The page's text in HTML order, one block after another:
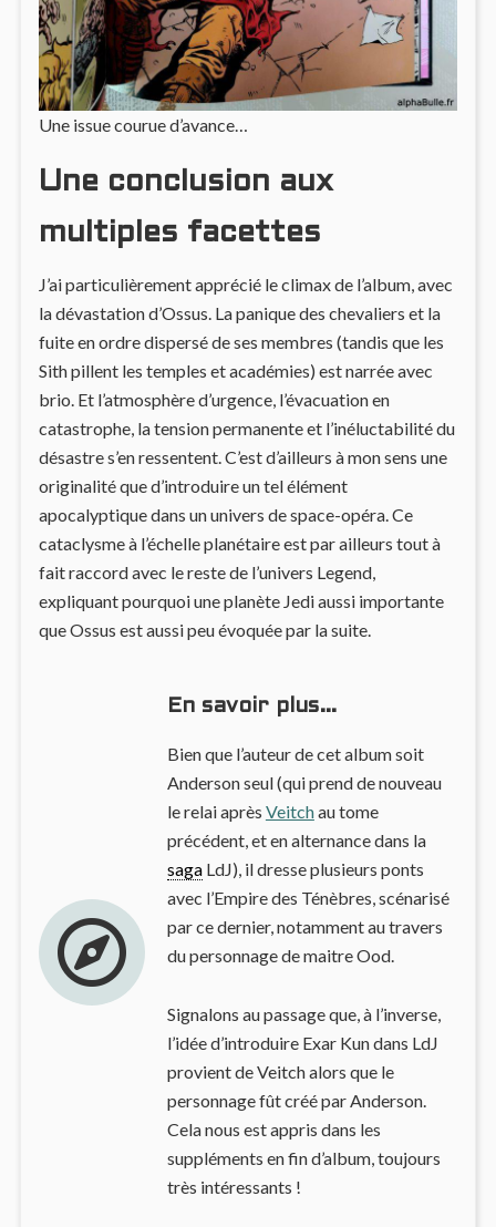
Une issue courue d’avance…
Une conclusion aux
multiples facettes
J’ai particulièrement apprécié le climax de l’album, avec
la dévastation d’Ossus. La panique des chevaliers et la
fuite en ordre dispersé de ses membres (tandis que les
Sith pillent les temples et académies) est narrée avec
brio. Et l’atmosphère d’urgence, l’évacuation en
catastrophe, la tension permanente et l’inéluctabilité du
désastre s’en ressentent. C’est d’ailleurs à mon sens une
originalité que d’introduire un tel élément
apocalyptique dans un univers de space-opéra. Ce
cataclysme à l’échelle planétaire est par ailleurs tout à
fait raccord avec le reste de l’univers Legend,
expliquant pourquoi une planète Jedi aussi importante
que Ossus est aussi peu évoquée par la suite.
En savoir plus…
Bien que l’auteur de cet album soit
Anderson seul (qui prend de nouveau
le relai après Veitchau tome
précédent, et en alternance dans la
sagaLdJ), il dresse plusieurs ponts
avec l’Empire des Ténèbres, scénarisé
par ce dernier, notamment au travers
du personnage de maitre Ood.
Signalons au passage que, à l’inverse,
l’idée d’introduire Exar Kun dans LdJ
provient de Veitch alors que le
personnage fût créé par Anderson.
Cela nous est appris dans les
suppléments en fin d’album, toujours
très intéressants !